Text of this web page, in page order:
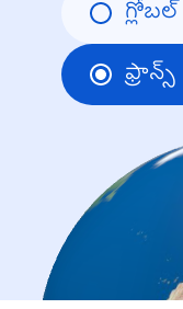
గ్లోబల్
ఫ్రాన్స్